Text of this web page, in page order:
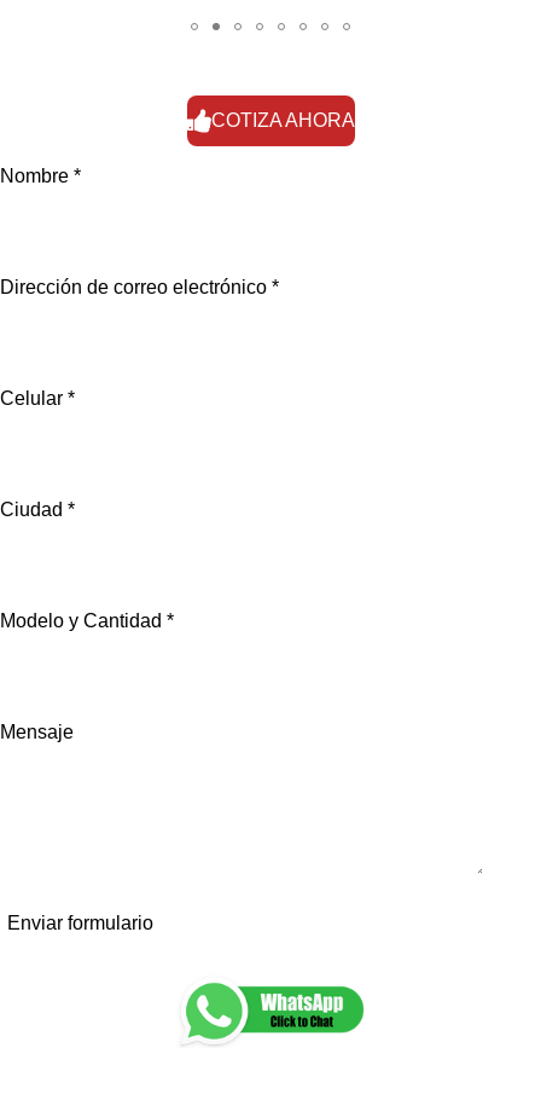
COTIZA AHORA
Nombre *
Dirección de correo electrónico *
Celular *
Ciudad *
Modelo y Cantidad *
Mensaje
Enviar formulario